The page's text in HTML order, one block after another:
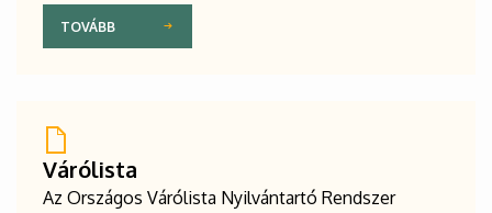
TOVÁBB
Várólista
Az Országos Várólista Nyilvántartó Rendszer